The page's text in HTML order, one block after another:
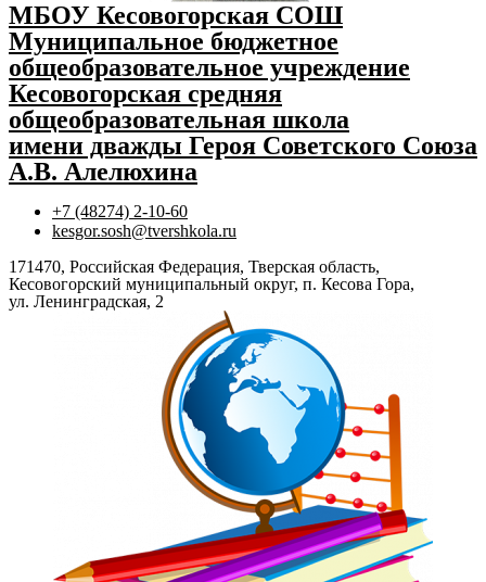
МБОУ Кесовогорская СОШ
Муниципальное бюджетное
общеобразовательное учреждение
Кесовогорская средняя
общеобразовательная школа
имени дважды Героя Советского Союза
А.В. Алелюхина
+7 (48274) 2-10-60
kesgor.sosh@tvershkola.ru
171470, Российская Федерация, Тверская область,
Кесовогорский муниципальный округ, п. Кесова Гора,
ул. Ленинградская, 2